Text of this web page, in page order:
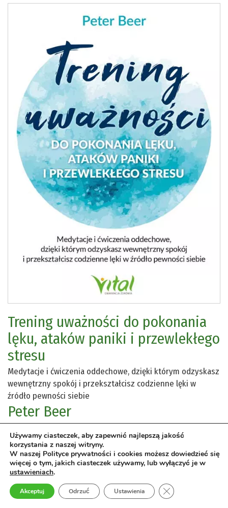
Trening uważności do pokonania
lęku, ataków paniki i przewlekłego
stresu
Medytacje i ćwiczenia oddechowe, dzięki którym odzyskasz
wewnętrzny spokój i przekształcisz codzienne lęki w
źródło pewności siebie
Peter Beer
Terapie ›ćwiczenia oddechowe Terapie›medytacja
depresja ebooki niepokój stany lękowe
Czujesz, że lęk i stres rujnują twoje życie? Odkryj moc
terapii uważności. Pokonaj depresję i niepokój dzięki
Używamy ciasteczek, aby zapewnić najlepszą jakość
korzystania z naszej witryny.
W naszej Polityce prywatności i cookies możesz dowiedzieć się
więcej o tym, jakich ciasteczek używamy, lub wyłączyć je w
ustawieniach.
Akceptuj Odrzuć Ustawienia Zamknij panel